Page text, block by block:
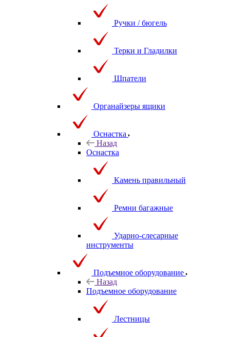
Ручки / бюгель
Терки и Гладилки
Шпатели
Органайзеры ящики
Оснастка
Назад
Оснастка
Камень правильный
Ремни багажные
Ударно-слесарные
инструменты
Подъемное оборудование
Назад
Подъемное оборудование
Лестницы